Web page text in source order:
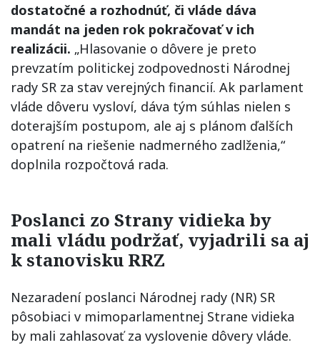
dostatočné a rozhodnúť, či vláde dáva
mandát na jeden rok pokračovať v ich
realizácii. „Hlasovanie o dôvere je preto
prevzatím politickej zodpovednosti Národnej
rady SR za stav verejných financií. Ak parlament
vláde dôveru vysloví, dáva tým súhlas nielen s
doterajším postupom, ale aj s plánom ďalších
opatrení na riešenie nadmerného zadlženia,“
doplnila rozpočtová rada.
Poslanci zo Strany vidieka by
mali vládu podržať, vyjadrili sa aj
k stanovisku RRZ
Nezaradení poslanci Národnej rady (NR) SR
pôsobiaci v mimoparlamentnej Strane vidieka
by mali zahlasovať za vyslovenie dôvery vláde.